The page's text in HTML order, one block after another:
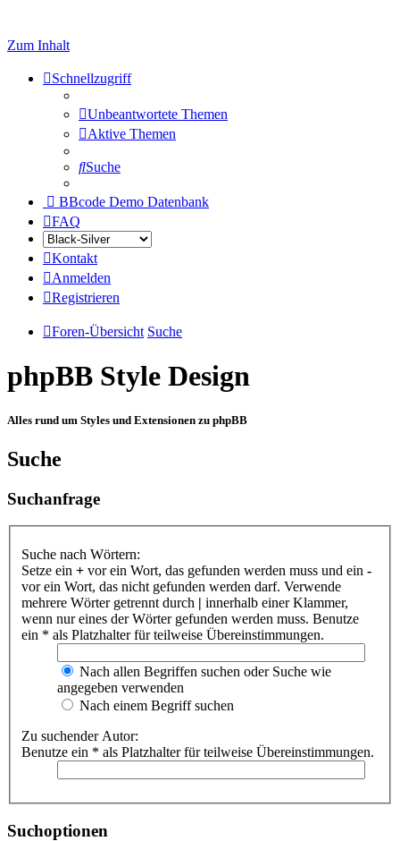
Zum Inhalt
Schnellzugriff
Unbeantwortete Themen
Aktive Themen
Suche
BBcode Demo Datenbank
FAQ
Kontakt
Anmelden
Registrieren
Foren-Übersicht Suche
phpBB Style Design
Alles rund um Styles und Extensionen zu phpBB
Suche
Suchanfrage
Suche nach Wörtern:
Setze ein + vor ein Wort, das gefunden werden muss und ein -
vor ein Wort, das nicht gefunden werden darf. Verwende
mehrere Wörter getrennt durch | innerhalb einer Klammer,
wenn nur eines der Wörter gefunden werden muss. Benutze
ein * als Platzhalter für teilweise Übereinstimmungen.
Nach allen Begriffen suchen oder Suche wie
angegeben verwenden
Nach einem Begriff suchen
Zu suchender Autor:
Benutze ein * als Platzhalter für teilweise Übereinstimmungen.
Suchoptionen